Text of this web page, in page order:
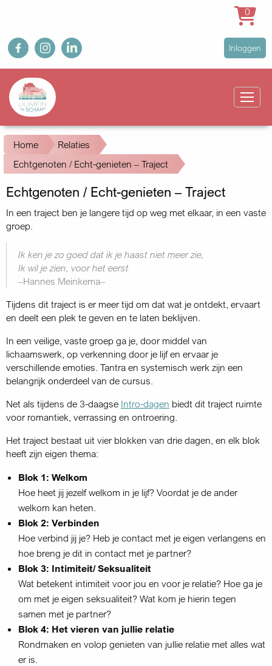
Overslaan
en
naar
inhoud
gaan
fb ig in
User
account
Inloggen
Main
navigation
0
Kruimelpad
Home
Relaties
Echtgenoten / Echt-genieten – Traject
Echtgenoten / Echt-genieten – Traject
In een traject ben je langere tijd op weg met elkaar, in een vaste
groep.
Ik ken je zo goed dat ik je haast niet meer zie,
Ik wil je zien, voor het eerst
–Hannes Meinkema–
Tijdens dit traject is er meer tijd om dat wat je ontdekt, ervaart
en deelt een plek te geven en te laten beklijven.
In een veilige, vaste groep ga je, door middel van
lichaamswerk, op verkenning door je lijf en ervaar je
verschillende emoties. Tantra en systemisch werk zijn een
belangrijk onderdeel van de cursus.
Net als tijdens de 3-daagse Intro-dagen biedt dit traject ruimte
voor romantiek, verrassing en ontroering.
Het traject bestaat uit vier blokken van drie dagen, en elk blok
heeft zijn eigen thema:
Blok 1: Welkom
Hoe heet jij jezelf welkom in je lijf? Voordat je de ander
welkom kan heten.
Blok 2: Verbinden
Hoe verbind jij je? Heb je contact met je eigen verlangens en
hoe breng je dit in contact met je partner?
Blok 3: Intimiteit/ Seksualiteit
Wat betekent intimiteit voor jou en voor je relatie? Hoe ga je
om met je eigen seksualiteit? Wat kom je hierin tegen
samen met je partner?
Blok 4: Het vieren van jullie relatie
Rondmaken en volop genieten van jullie relatie met alles wat
er is.